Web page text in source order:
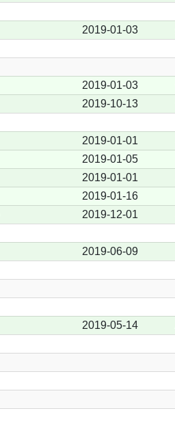
2019-01-03
2019-01-03
2019-10-13
2019-01-01
2019-01-05
2019-01-01
2019-01-16
2019-12-01
2019-06-09
2019-05-14